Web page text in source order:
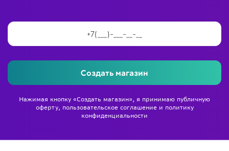
Создать магазин
Нажимая кнопку «Создать магазин», я принимаю публичную
оферту, пользовательское соглашениеи политику
конфиденциальности